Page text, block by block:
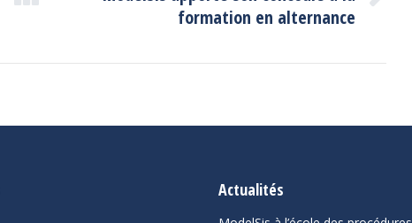
Onglet
formation en alternance
Actualités